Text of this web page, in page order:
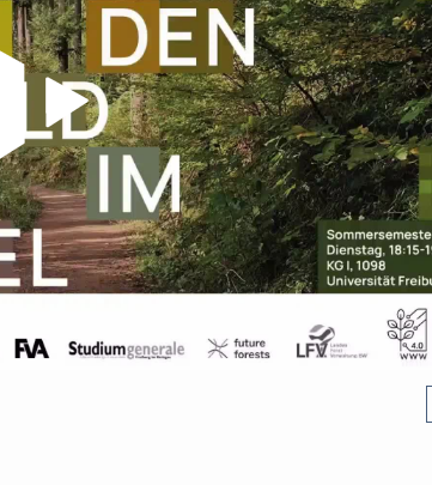
Video abspielen